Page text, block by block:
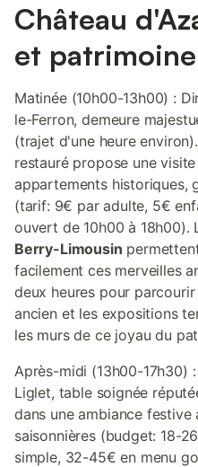
Château
et
Matinée (10h00-13h00) :
le-Ferron, demeure
(trajet d'une heure
restauré propose une
appartements historiques,
(tarif: 9€ par adulte, 5€
ouvert de 10h00 à 18h00).
Berry-Limousin
facilement ces merveilles
deux heures pour
ancien et les expositions
les murs de ce joyau du
Après-midi (13h00-17h30)
Liglet, table soignée
dans une ambiance festive
saisonnières (budget: 18-
simple, 32-45€ en menu